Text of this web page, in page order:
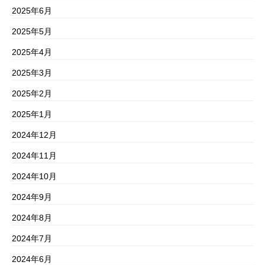
2025年6月
2025年5月
2025年4月
2025年3月
2025年2月
2025年1月
2024年12月
2024年11月
2024年10月
2024年9月
2024年8月
2024年7月
2024年6月